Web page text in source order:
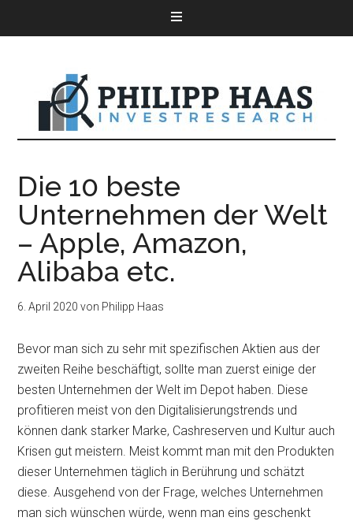
Die 10 beste
Unternehmen der Welt
– Apple, Amazon,
Alibaba etc.
6. April 2020 von Philipp Haas
Bevor man sich zu sehr mit spezifischen Aktien aus der
zweiten Reihe beschäftigt, sollte man zuerst einige der
besten Unternehmen der Welt im Depot haben. Diese
profitieren meist von den Digitalisierungstrends und
können dank starker Marke, Cashreserven und Kultur auch
Krisen gut meistern. Meist kommt man mit den Produkten
dieser Unternehmen täglich in Berührung und schätzt
diese. Ausgehend von der Frage, welches Unternehmen
man sich wünschen würde, wenn man eins geschenkt